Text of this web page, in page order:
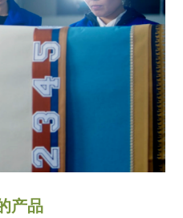
产品